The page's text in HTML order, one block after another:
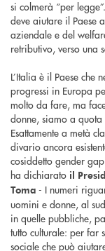
si colmerà “per
deve aiutare il Paese
aziendale e del
retributivo, verso una
L’Italia è il Paese
progressi in Europa
molto da fare, ma
donne, siamo a
Esattamente a metà
divario ancora
cosiddetto gender
ha dichiarato il
Toma - I numeri
uomini e donne, al
in quelle pubbliche,
tutto culturale: per far
sociale che può